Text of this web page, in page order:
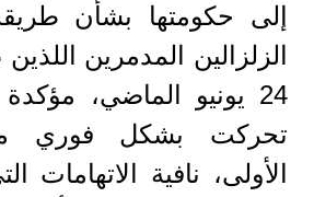
إلى حكومتها بشأن
الزلزالين المدمرين
24 يونيو الماضي،
تحركت بشكل فوري
الأولى، نافية